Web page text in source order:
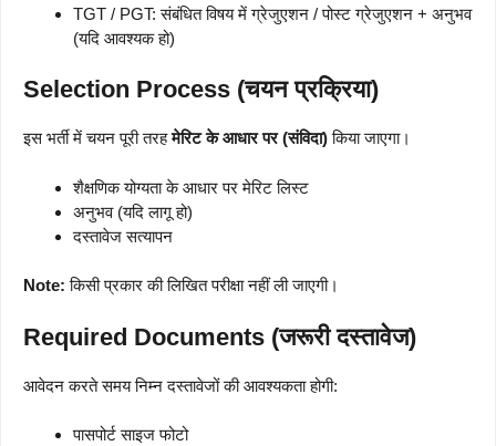
TGT / PGT: संबंधित विषय में ग्रेजुएशन / पोस्ट ग्रेजुएशन + अनुभव
(यदि आवश्यक हो)
Selection Process (चयन प्रक्रिया)
इस भर्ती में चयन पूरी तरहमेरिट के आधार पर (संविदा)किया जाएगा।
शैक्षणिक योग्यता के आधार पर मेरिट लिस्ट
अनुभव (यदि लागू हो)
दस्तावेज सत्यापन
Note: किसी प्रकार की लिखित परीक्षा नहीं ली जाएगी।
Required Documents (जरूरी दस्तावेज)
आवेदन करते समय निम्न दस्तावेजों की आवश्यकता होगी:
पासपोर्ट साइज फोटो